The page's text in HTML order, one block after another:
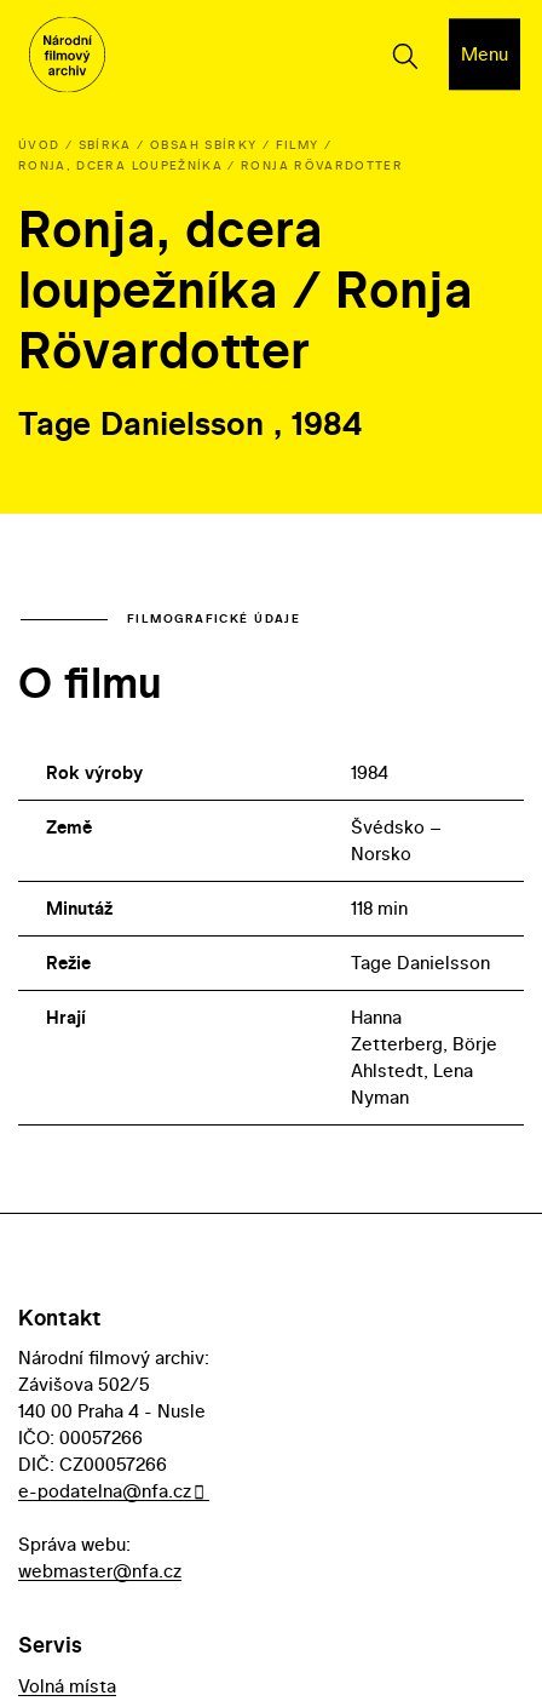
Menu
ÚVOD SBÍRKA OBSAH SBÍRKY
FILMY
RONJA, DCERA LOUPEŽNÍKA / RONJA RÖVARDOTTER
Ronja, dcera
loupežníka / Ronja
Rövardotter
Tage Danielsson , 1984
FILMOGRAFICKÉ ÚDAJE
O filmu
Rok výroby 1984
Země
Švédsko –
Norsko
Minutáž 118 min
Režie Tage Danielsson
Hrají
Hanna
Zetterberg, Börje
Ahlstedt, Lena
Nyman
Kontakt
Národní filmový archiv:
Závišova 502/5
140 00 Praha 4 - Nusle
IČO: 00057266
DIČ: CZ00057266
e-podatelna@nfa.cz
Správa webu:
webmaster@nfa.cz
Servis
Volná místa